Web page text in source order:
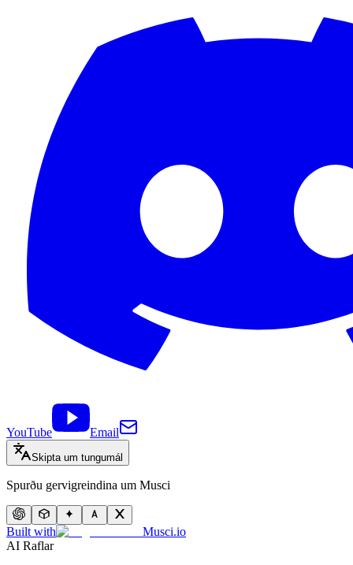
YouTube Email
Skipta um tungumál
Spurðu gervigreindina um Musci
Built with
Musci.io
AI Raflar